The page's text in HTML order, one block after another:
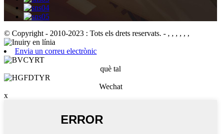
© Copyright - 2010-2023 : Tots els drets reservats. - , , , , , ,
Envia un correu electrònic
què tal
Wechat
x